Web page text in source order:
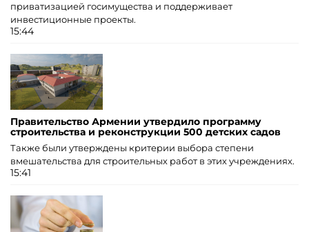
приватизацией госимущества и поддерживает
инвестиционные проекты.
15:44
Правительство Армении утвердило программу
строительства и реконструкции 500 детских садов
Также были утверждены критерии выбора степени
вмешательства для строительных работ в этих учреждениях.
15:41